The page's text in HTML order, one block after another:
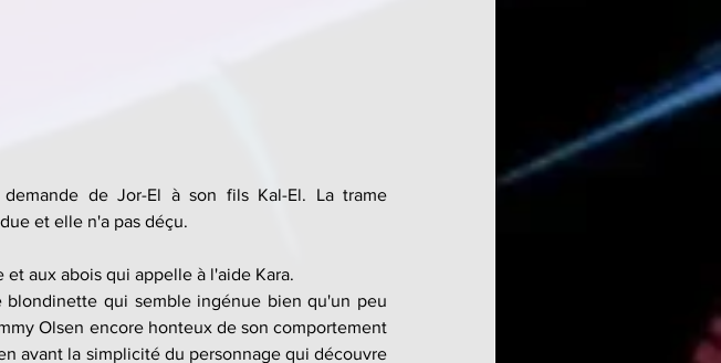
de Jor-El à son fils Kal-El. La trame
et elle n'a pas déçu.
aux abois qui appelle à l'aide Kara.
qui semble ingénue bien qu'un peu
Olsen encore honteux de son comportement
avant la simplicité du personnage qui découvre